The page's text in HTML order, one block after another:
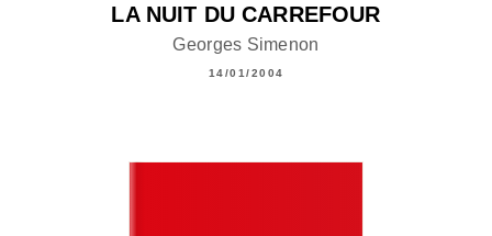
LA NUIT DU CARREFOUR
Georges Simenon
14/01/2004